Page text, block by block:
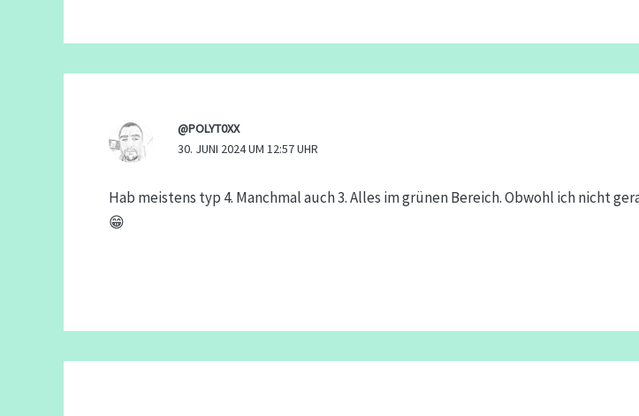
@POLYT0XX
30. JUNI 2024 UM 12:57 UHR
Hab meistens typ 4. Manchmal auch 3. Alles im grünen Bereich. Obwohl ich nicht
😁